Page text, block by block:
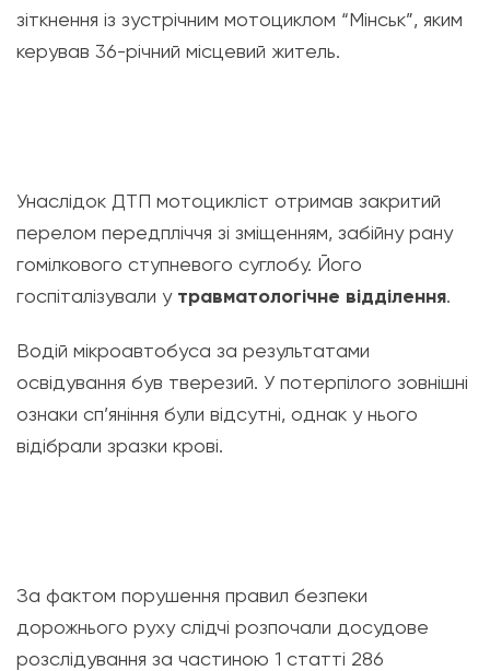
зіткнення із зустрічним мотоциклом “Мінськ”, яким
керував 36-річний місцевий житель.
Унаслідок ДТП мотоцикліст отримав закритий
перелом передпліччя зі зміщенням, забійну рану
гомілкового ступневого суглобу. Його
госпіталізували у травматологічне відділення.
Водій мікроавтобуса за результатами
освідування був тверезий. У потерпілого зовнішні
ознаки сп’яніння були відсутні, однак у нього
відібрали зразки крові.
За фактом порушення правил безпеки
дорожнього руху слідчі розпочали досудове
розслідування за частиною 1 статті 286